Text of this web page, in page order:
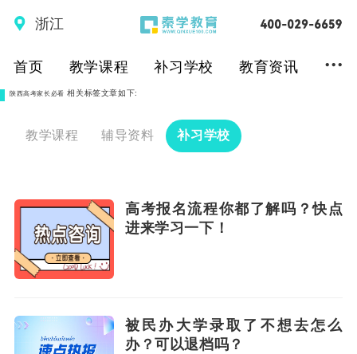
浙江
首页 教学课程 补习学校 教育资讯 ...
陕西高考家长必看 相关标签文章如下:
教学课程 辅导资料 补习学校
高考报名流程你都了解吗？快点
进来学习一下！
被民办大学录取了不想去怎么
办？可以退档吗？